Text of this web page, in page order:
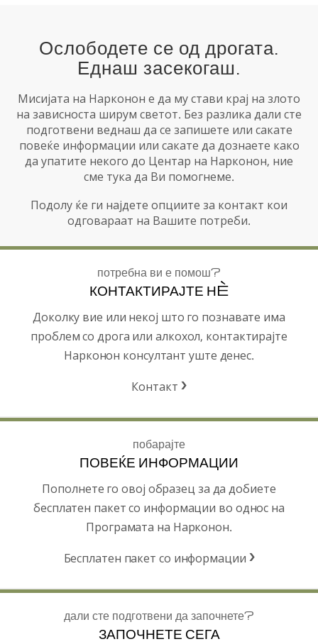
Ослободете се од дрогата.
Еднаш засекогаш.
Мисијата на Нарконон е да му стави крај на злото
на зависноста ширум светот. Без разлика дали сте
подготвени веднаш да се запишете или сакате
повеќе информации или сакате да дознаете како
да упатите некого до Центар на Нарконон, ние
сме тука да Ви помогнеме.
Подолу ќе ги најдете опциите за контакт кои
одговараат на Вашите потреби.
потребна ви е помош?
КОНТАКТИРАЈТЕ НÈ
Доколку вие или некој што го познавате има
проблем со дрога или алкохол, контактирајте
Нарконон консултант уште денес.
Контакт
побарајте
ПОВЕЌЕ ИНФОРМАЦИИ
Пополнете го овој образец за да добиете
бесплатен пакет со информации во однос на
Програмата на Нарконон.
Бесплатен пакет со информации
дали сте подготвени да започнете?
ЗАПОЧНЕТЕ СЕГА